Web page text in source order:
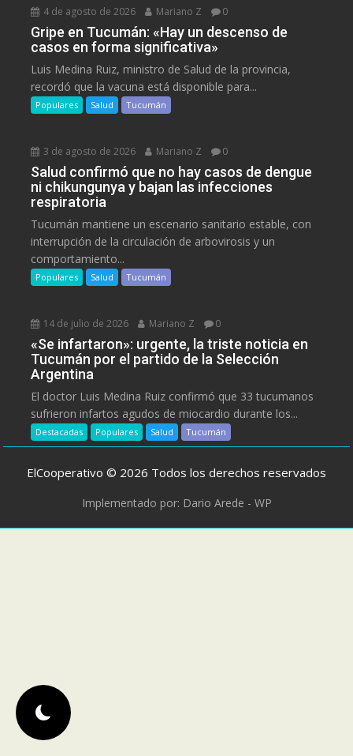
4 de agosto de 2026 Mariano Z 0
Gripe en Tucumán: «Hay un descenso de
casos en forma significativa»
Luis Medina Ruiz, ministro de Salud de la provincia,
recordó que la vacuna está disponible para...
Populares Salud Tucumán
3 de agosto de 2026 Mariano Z 0
Salud confirmó que no hay casos de dengue
ni chikungunya y bajan las infecciones
respiratoria
Tucumán mantiene un escenario sanitario estable, con
interrupción de la circulación de arbovirosis y un
comportamiento...
Populares Salud Tucumán
14 de julio de 2026 Mariano Z 0
«Se infartaron»: urgente, la triste noticia en
Tucumán por el partido de la Selección
Argentina
El doctor Luis Medina Ruiz confirmó que 33 tucumanos
sufrieron infartos agudos de miocardio durante los...
Destacadas Populares Salud Tucumán
ElCooperativo © 2026 Todos los derechos reservados